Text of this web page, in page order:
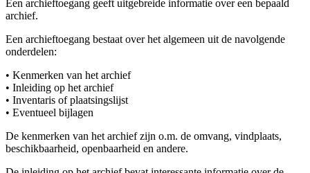
Een archieftoegang geeft uitgebreide informatie over een bepaald
archief.
Een archieftoegang bestaat over het algemeen uit de navolgende
onderdelen:
• Kenmerken van het archief
• Inleiding op het archief
• Inventaris of plaatsingslijst
• Eventueel bijlagen
De kenmerken van het archief zijn o.m. de omvang, vindplaats,
beschikbaarheid, openbaarheid en andere.